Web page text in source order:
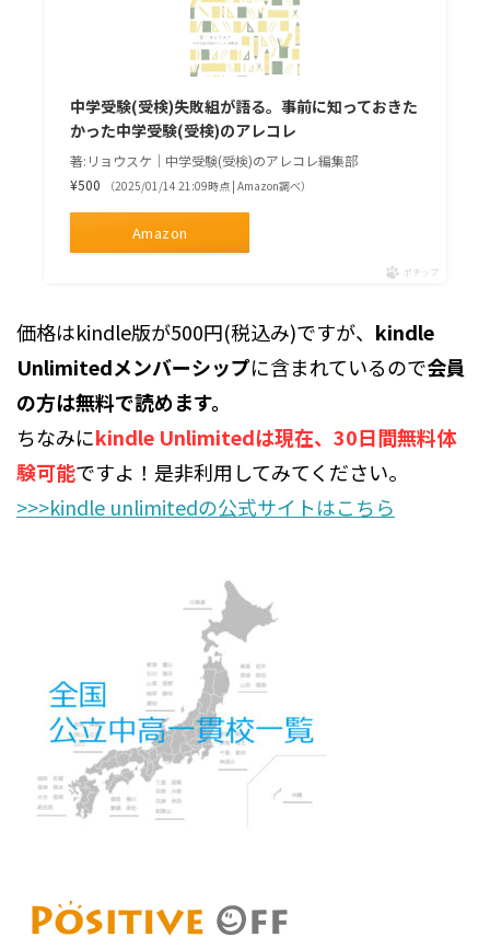
中学受験(受検)失敗組が語る。事前に知っておきた
かった中学受験(受検)のアレコレ
著:リョウスケ｜中学受験(受検)のアレコレ編集部
¥500
（2025/01/14 21:09時点 | Amazon調べ）
Amazon
ポチップ
価格はkindle版が500円(税込み)ですが、 kindle
Unlimitedメンバーシップに含まれているので会員
の方は無料で読めます。
ちなみにkindle Unlimitedは現在、30日間無料体
験可能ですよ！是非利用してみてください。
>>>kindle unlimitedの公式サイトはこちら